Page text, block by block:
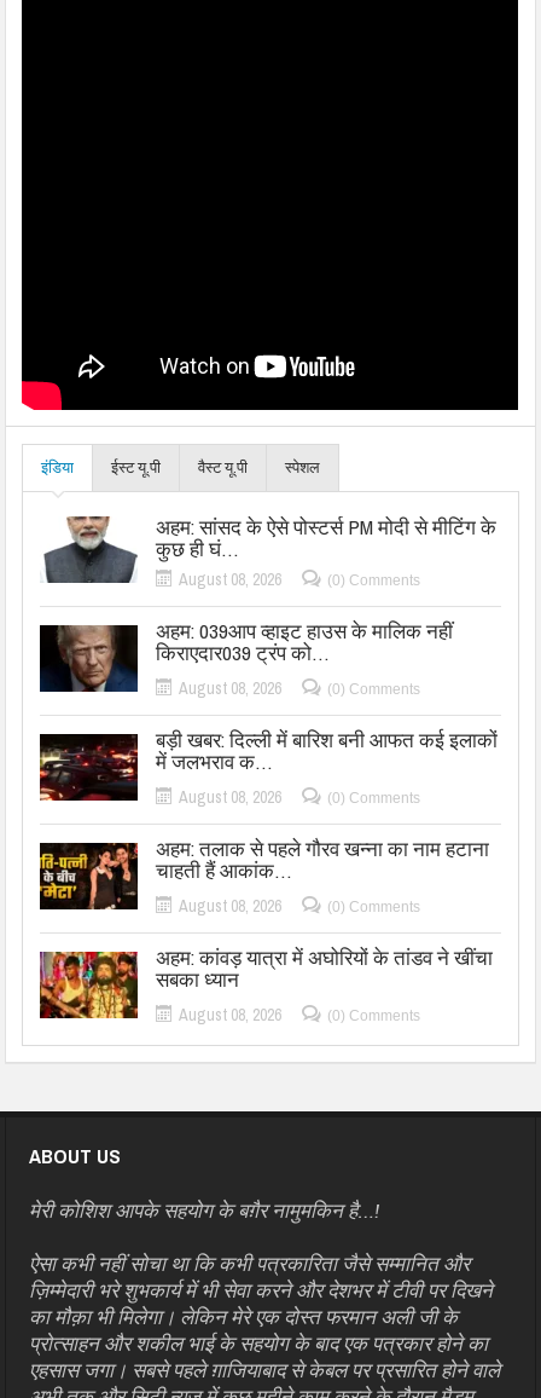
इंडिया ईस्ट यू.पी वैस्ट यू.पी स्पेशल
अहम: सांसद के ऐसे पोस्टर्स PM मोदी से मीटिंग के
कुछ ही घं…
August 08, 2026 (0) Comments
अहम: 039आप व्हाइट हाउस के मालिक नहीं
किराएदार039 ट्रंप को…
August 08, 2026 (0) Comments
बड़ी खबर: दिल्ली में बारिश बनी आफत कई इलाकों
में जलभराव क…
August 08, 2026 (0) Comments
अहम: तलाक से पहले गौरव खन्ना का नाम हटाना
चाहती हैं आकांक…
August 08, 2026 (0) Comments
अहम: कांवड़ यात्रा में अघोरियों के तांडव ने खींचा
सबका ध्यान
August 08, 2026 (0) Comments
ABOUT US
मेरी कोशिश आपके सहयोग के बग़ैर नामुमकिन है…!
ऐसा कभी नहीं सोचा था कि कभी पत्रकारिता जैसे सम्मानित और
ज़िम्मेदारी भरे शुभकार्य में भी सेवा करने और देशभर में टीवी पर दिखने
का मौक़ा भी मिलेगा। लेकिन मेरे एक दोस्त फरमान अली जी के
प्रोत्साहन और शकील भाई के सहयोग के बाद एक पत्रकार होने का
एहसास जगा। सबसे पहले ग़ाजियाबाद से केबल पर प्रसारित होने वाले